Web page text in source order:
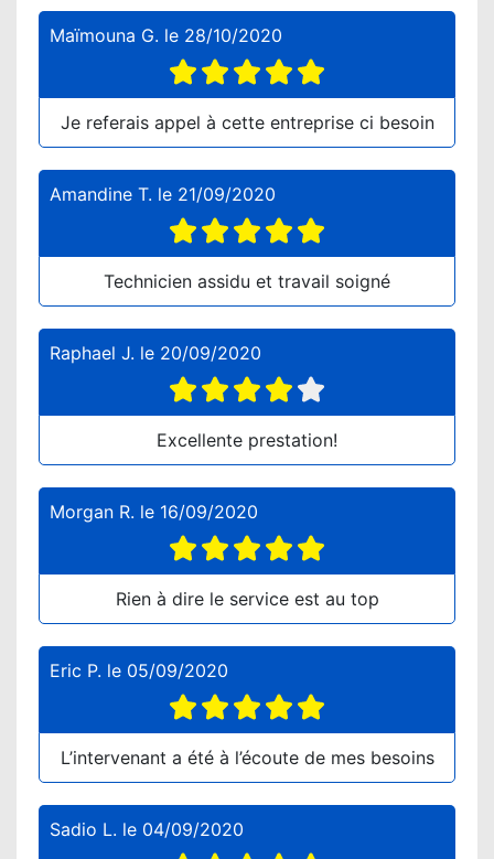
Maïmouna G. le 28/10/2020
Je referais appel à cette entreprise ci besoin
Amandine T. le 21/09/2020
Technicien assidu et travail soigné
Raphael J. le 20/09/2020
Excellente prestation!
Morgan R. le 16/09/2020
Rien à dire le service est au top
Eric P. le 05/09/2020
L’intervenant a été à l’écoute de mes besoins
Sadio L. le 04/09/2020